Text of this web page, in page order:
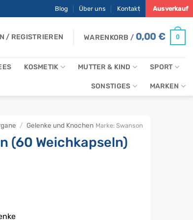
Blog Über uns Kontakt Ausverkauf
/ REGISTRIEREN WARENKORB / 0,00€ 0
KOSMETIK MUTTER & KIND SPORT
SONSTIGES MARKEN
/ Gelenke und Knochen
(60 Weichkapseln)
Marke: Swanson